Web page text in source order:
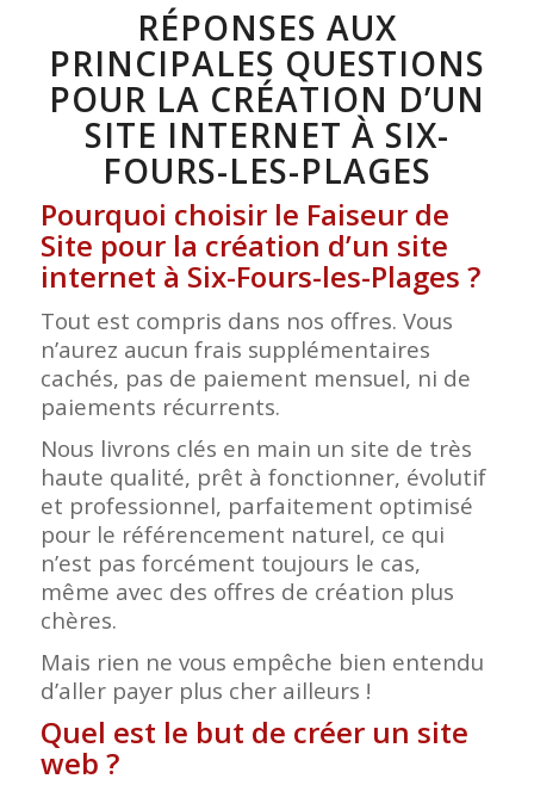
RÉPONSES AUX
PRINCIPALES QUESTIONS
POUR LA CRÉATION D’UN
SITE INTERNET À SIX-
FOURS-LES-PLAGES
Pourquoi choisir le Faiseur de
Site pour la création d’un site
internet à Six-Fours-les-Plages ?
Tout est compris dans nos offres. Vous
n’aurez aucun frais supplémentaires
cachés, pas de paiement mensuel, ni de
paiements récurrents.
Nous livrons clés en main un site de très
haute qualité, prêt à fonctionner, évolutif
et professionnel, parfaitement optimisé
pour le référencement naturel, ce qui
n’est pas forcément toujours le cas,
même avec des offres de création plus
chères.
Mais rien ne vous empêche bien entendu
d’aller payer plus cher ailleurs !
Quel est le but de créer un site
web ?